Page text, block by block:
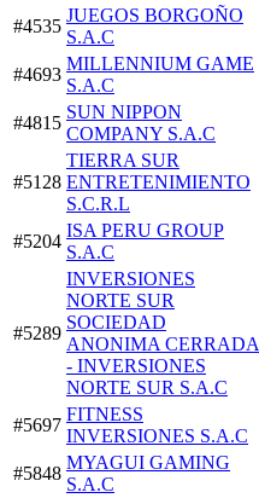
#4535
JUEGOS BORGOÑO
S.A.C
#4693
MILLENNIUM GAME
S.A.C
#4815
SUN NIPPON
COMPANY S.A.C
#5128
TIERRA SUR
ENTRETENIMIENTO
S.C.R.L
#5204
ISA PERU GROUP
S.A.C
#5289
INVERSIONES
NORTE SUR
SOCIEDAD
ANONIMA CERRADA
- INVERSIONES
NORTE SUR S.A.C
#5697
FITNESS
INVERSIONES S.A.C
#5848
MYAGUI GAMING
S.A.C